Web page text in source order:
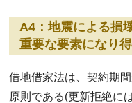
A4：地震による損
重要な要素になり
借地借家法は、契約期
原則である(更新拒絶に